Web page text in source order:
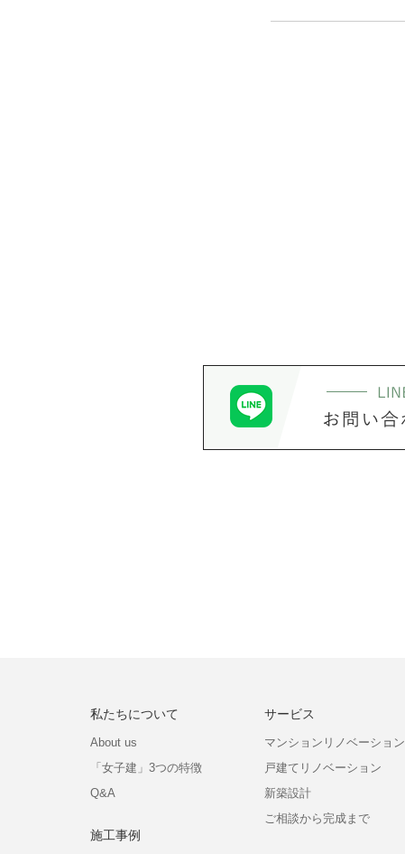
私たちについて
About us
「女子建」3つの特徴
Q&A
施工事例
サービス
マンションリノベーション
戸建てリノベーション
新築設計
ご相談から完成まで